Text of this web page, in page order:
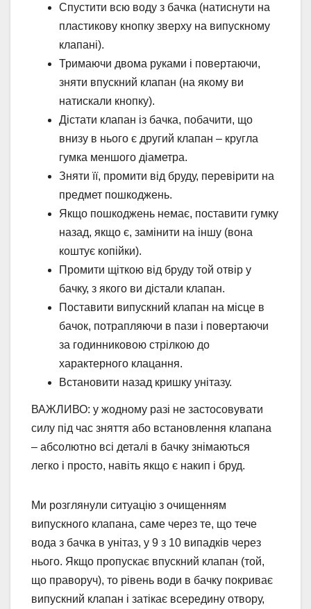
Спустити всю воду з бачка (натиснути на
пластикову кнопку зверху на випускному
клапані).
Тримаючи двома руками і повертаючи,
зняти впускний клапан (на якому ви
натискали кнопку).
Дістати клапан із бачка, побачити, що
внизу в нього є другий клапан – кругла
гумка меншого діаметра.
Зняти її, промити від бруду, перевірити на
предмет пошкоджень.
Якщо пошкоджень немає, поставити гумку
назад, якщо є, замінити на іншу (вона
коштує копійки).
Промити щіткою від бруду той отвір у
бачку, з якого ви дістали клапан.
Поставити випускний клапан на місце в
бачок, потрапляючи в пази і повертаючи
за годинниковою стрілкою до
характерного клацання.
Встановити назад кришку унітазу.
ВАЖЛИВО: у жодному разі не застосовувати
силу під час зняття або встановлення клапана
– абсолютно всі деталі в бачку знімаються
легко і просто, навіть якщо є накип і бруд.
Ми розглянули ситуацію з очищенням
випускного клапана, саме через те, що тече
вода з бачка в унітаз, у 9 з 10 випадків через
нього. Якщо пропускає впускний клапан (той,
що праворуч), то рівень води в бачку покриває
випускний клапан і затікає всередину отвору,